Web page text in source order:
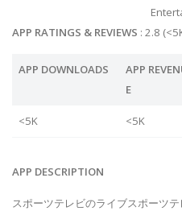
APP RATINGS & REVIEWS : 2.8
APP DOWNLOADS
APP
E
<5K <5K
APP DESCRIPTION
スポーツテレビのライブスポーツ